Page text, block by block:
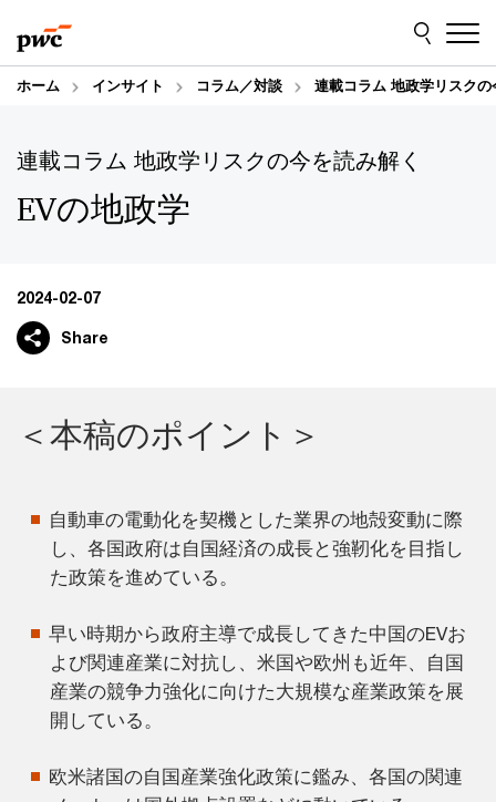
to
content
to
footer
ホーム インサイト コラム／対談 連載コラム 地政学リスクの
連載コラム 地政学リスクの今を読み解く
EVの地政学
2024-02-07
Share
＜本稿のポイント＞
自動車の電動化を契機とした業界の地殻変動に際
し、各国政府は自国経済の成長と強靭化を目指し
た政策を進めている。
早い時期から政府主導で成長してきた中国のEVお
よび関連産業に対抗し、米国や欧州も近年、自国
産業の競争力強化に向けた大規模な産業政策を展
開している。
欧米諸国の自国産業強化政策に鑑み、各国の関連